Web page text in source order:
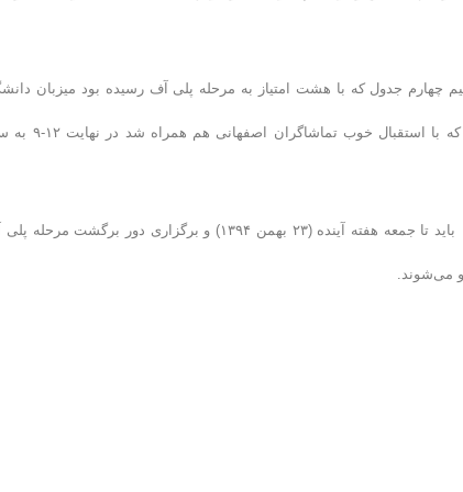
چهارم جدول که با هشت امتیاز به مرحله پلی آف رسیده بود میزبان
آزادی بود که با ۱۸ امتیاز بی رقیب به نظر میرسید. این دیدار جذاب و درگیرانه
با ثبت این نتایج پیش بینی فینالیست‌های این دوره بیش از پیش سخت شد. حالا باید تا جمعه هفته آینده (۲۳ بهمن ۱۳۹۴) و برگزاری دور برگشت
می‌شوند.